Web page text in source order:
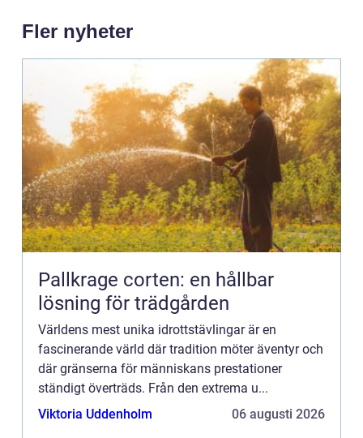
Fler nyheter
Pallkrage corten: en hållbar
lösning för trädgården
Världens mest unika idrottstävlingar är en
fascinerande värld där tradition möter äventyr och
där gränserna för människans prestationer
ständigt överträds. Från den extrema u...
Viktoria Uddenholm
06 augusti 2026